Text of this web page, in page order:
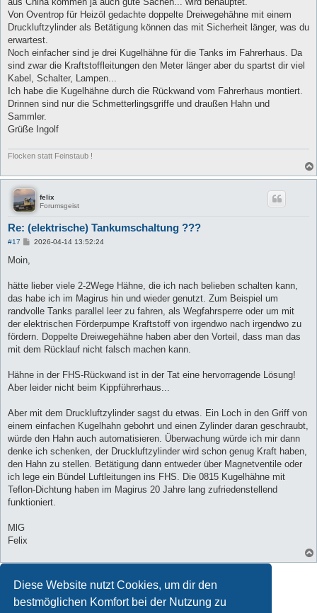
Diese Website nutzt Cookies, um dir den
bestmöglichen Komfort bei der Nutzung zu
r
a
Von Oventrop für Heizöl gedachte doppelte Dreiwegehähne mit einem
Druckluftzylinder als Betätigung können das mit Sicherheit länger, was du
erwartest.
Noch einfacher sind je drei Kugelhähne für die Tanks im Fahrerhaus. Da
sind zwar die Kraftstoffleitungen den Meter länger aber du spartst dir viel
Kabel, Schalter, Lampen...
Ich habe die Kugelhähne durch die Rückwand vom Fahrerhaus montiert.
Drinnen sind nur die Schmetterlingsgriffe und draußen Hahn und
Sammler.
Grüße Ingolf
Flocken statt Feinstaub !
felix
Forumsgeist
Re: (elektrische) Tankumschaltung ???
#17
B
a
2026-04-14 13:52:24
Moin,
hätte lieber viele 2-2Wege Hähne, die ich nach belieben schalten kann,
das habe ich im Magirus hin und wieder genutzt. Zum Beispiel um
randvolle Tanks parallel leer zu fahren, als Wegfahrsperre oder um mit
der elektrischen Förderpumpe Kraftstoff von irgendwo nach irgendwo zu
fördern. Doppelte Dreiwegehähne haben aber den Vorteil, dass man das
mit dem Rücklauf nicht falsch machen kann.
Hähne in der FHS-Rückwand ist in der Tat eine hervorragende Lösung!
Aber leider nicht beim Kippführerhaus...
Aber mit dem Druckluftzylinder sagst du etwas. Ein Loch in den Griff von
einem einfachen Kugelhahn gebohrt und einen Zylinder daran geschraubt,
würde den Hahn auch automatisieren. Überwachung würde ich mir dann
denke ich schenken, der Druckluftzylinder wird schon genug Kraft haben,
den Hahn zu stellen. Betätigung dann entweder über Magnetventile oder
ich lege ein Bündel Luftleitungen ins FHS. Die 0815 Kugelhähne mit
Teflon-Dichtung haben im Magirus 20 Jahre lang zufriedenstellend
funktioniert.
MlG
Felix
17 Beiträge • Seite1 von1